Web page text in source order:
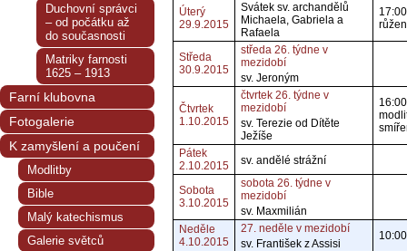
Úterý
29.9.2015
Svátek sv. archandělů
Michaela, Gabriela a
Rafaela
Středa
30.9.2015
středa 26. týdne v
mezidobí
sv. Jeroným
Čtvrtek
1.10.2015
čtvrtek 26. týdne v
mezidobí
sv. Terezie od Dítěte
Ježíše
Pátek
2.10.2015
sv. andělé strážní
Sobota
3.10.2015
sobota 26. týdne v
mezidobí
sv. Maxmilián
Neděle
4.10.2015
27. neděle v mezidobí
sv. František z Assisi
Duchovní správci
– od počátku až
do současnosti
Matriky farnosti
1625 – 1913
Farní klubovna
Fotogalerie
K zamyšlení a poučení
Modlitby
Bible
Malý katechismus
Galerie světců